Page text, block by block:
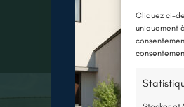
Cliquez ci-
uniquement